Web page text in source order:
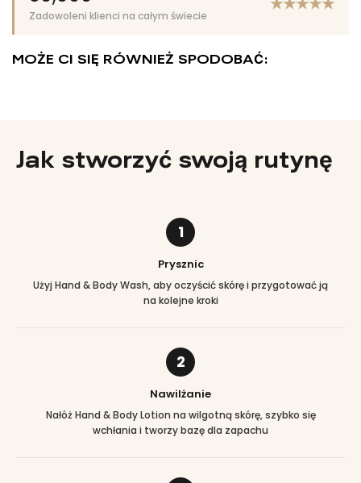
Zadowoleni klienci na całym świecie
MOŻE CI SIĘ RÓWNIEŻ SPODOBAĆ:
Jak stworzyć swoją rutynę
1
Prysznic
Użyj Hand & Body Wash, aby oczyścić skórę i przygotować ją
na kolejne kroki
2
Nawilżanie
Nałóż Hand & Body Lotion na wilgotną skórę, szybko się
wchłania i tworzy bazę dla zapachu